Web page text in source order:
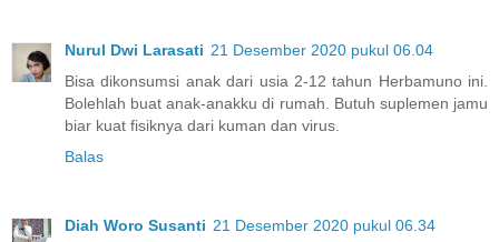
Nurul Dwi Larasati 21 Desember 2020 pukul 06.04
Bisa dikonsumsi anak dari usia 2-12 tahun Herbamuno ini.
Bolehlah buat anak-anakku di rumah. Butuh suplemen jamu
biar kuat fisiknya dari kuman dan virus.
Balas
Diah Woro Susanti 21 Desember 2020 pukul 06.34